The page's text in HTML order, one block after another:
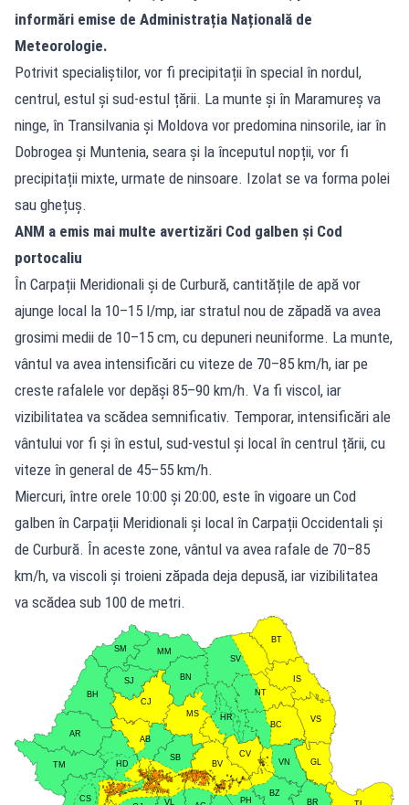
informări emise de Administrația Națională de
Meteorologie.
Potrivit specialiștilor, vor fi precipitații în special în nordul,
centrul, estul și sud-estul țării. La munte și în Maramureș va
ninge, în Transilvania și Moldova vor predomina ninsorile, iar în
Dobrogea și Muntenia, seara și la începutul nopții, vor fi
precipitații mixte, urmate de ninsoare. Izolat se va forma polei
sau ghețuș.
ANM a emis mai multe avertizări Cod galben și Cod
portocaliu
În Carpații Meridionali și de Curbură, cantitățile de apă vor
ajunge local la 10–15 l/mp, iar stratul nou de zăpadă va avea
grosimi medii de 10–15 cm, cu depuneri neuniforme. La munte,
vântul va avea intensificări cu viteze de 70–85 km/h, iar pe
creste rafalele vor depăși 85–90 km/h. Va fi viscol, iar
vizibilitatea va scădea semnificativ. Temporar, intensificări ale
vântului vor fi și în estul, sud-vestul și local în centrul țării, cu
viteze în general de 45–55 km/h.
Miercuri, între orele 10:00 și 20:00, este în vigoare un Cod
galben în Carpații Meridionali și local în Carpații Occidentali și
de Curbură. În aceste zone, vântul va avea rafale de 70–85
km/h, va viscoli și troieni zăpada deja depusă, iar vizibilitatea
va scădea sub 100 de metri.